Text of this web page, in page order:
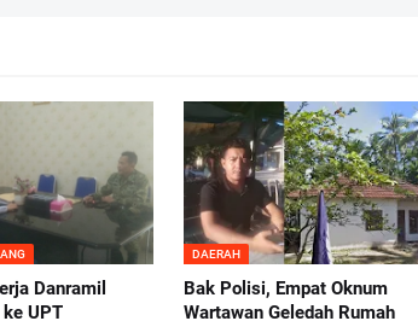
Danramil
UPT
DAERAH
Bak Polisi, Empat Oknum
Wartawan Geledah Rumah